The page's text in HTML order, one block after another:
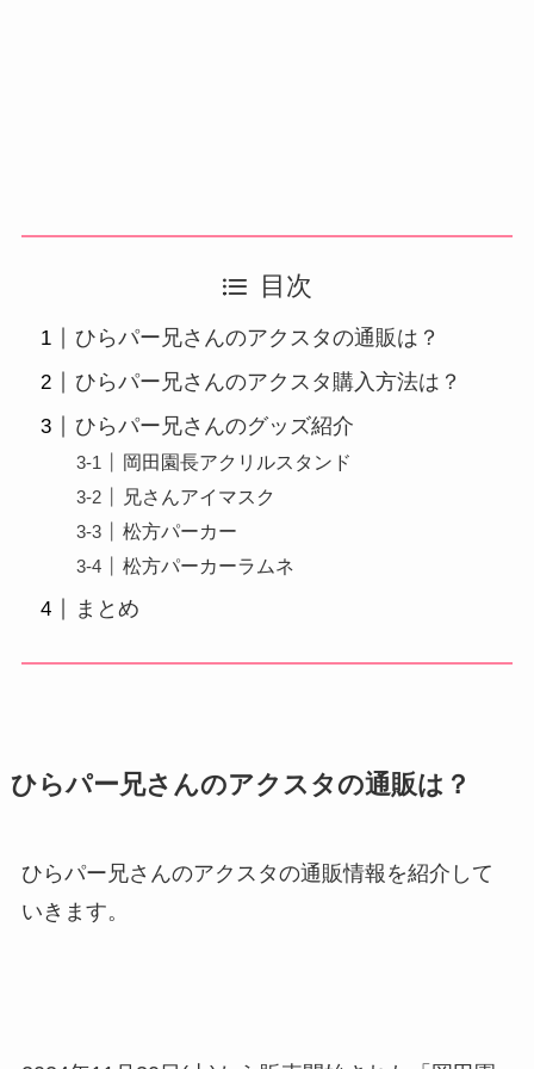
目次
ひらパー兄さんのアクスタの通販は？
ひらパー兄さんのアクスタ購入方法は？
ひらパー兄さんのグッズ紹介
岡田園長アクリルスタンド
兄さんアイマスク
松方パーカー
松方パーカーラムネ
まとめ
ひらパー兄さんのアクスタの通販は？
ひらパー兄さんのアクスタの通販情報を紹介して
いきます。